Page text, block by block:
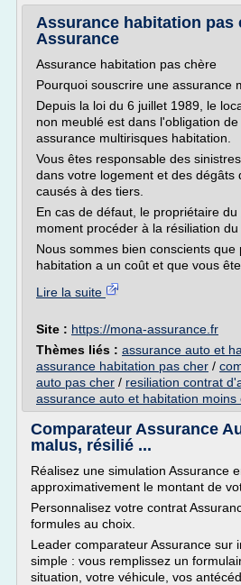
Assurance habitation pas
Assurance
Assurance habitation pas chère
Pourquoi souscrire une assurance
Depuis la loi du 6 juillet 1989, le
non meublé est dans l'obligation
assurance multirisques habitation.
Vous êtes responsable des
dans votre logement et des dégâts
causés à des tiers.
En cas de défaut, le propriétaire
moment procéder à la résiliation du
Nous sommes bien conscients que
habitation a un coût et que vous
Lire la suite
Site : https://mona-assurance.fr
Thèmes liés : assurance auto et
assurance habitation pas cher /
auto pas cher / resiliation contrat
assurance auto et habitation moins
Comparateur Assurance
malus, résilié ...
Réalisez une simulation Assurance
approximativement le montant de
Personnalisez votre contrat
formules au choix.
Leader comparateur Assurance sur
simple : vous remplissez un
situation, votre véhicule, vos